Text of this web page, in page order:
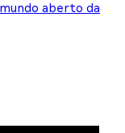
aberto da